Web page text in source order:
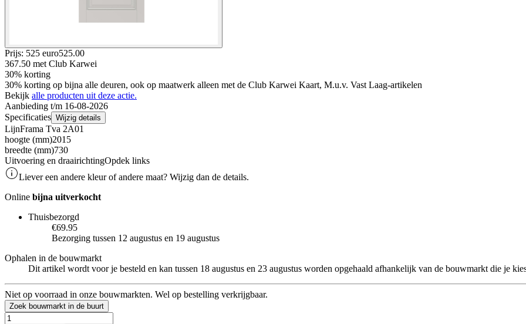
Prijs: 525 euro525.00
367.50 met Club Karwei
30% korting
30% korting op bijna alle deuren, ook op maatwerk alleen met de Club Karwei Kaart, M.u.v. Vast Laag-artikelen
Bekijk alle producten uit deze actie.
Aanbieding t/m 16-08-2026
Specificaties Wijzig details
LijnFrama Tva 2A01
hoogte (mm)2015
breedte (mm)730
Uitvoering en draairichtingOpdek links
Liever een andere kleur of andere maat? Wijzig dan de details.
Online bijna uitverkocht
Thuisbezorgd
€69.95
Bezorging tussen 12 augustus en 19 augustus
Ophalen in de bouwmarkt
Dit artikel wordt voor je besteld en kan tussen 18 augustus en 23 augustus worden opgehaald afhankelijk van de bouwmarkt die je
Niet op voorraad in onze bouwmarkten. Wel op bestelling verkrijgbaar.
Zoek bouwmarkt in de buurt